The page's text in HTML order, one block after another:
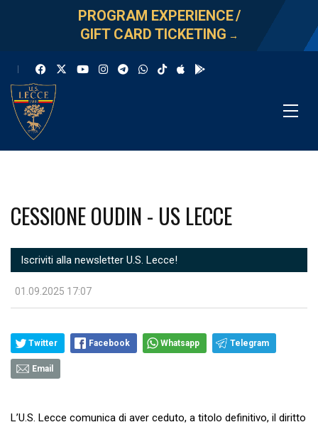
PROGRAM EXPERIENCE/
GIFT CARD TICKETING →
CESSIONE OUDIN - US LECCE
Iscriviti alla newsletter U.S. Lecce!
01.09.2025 17:07
Twitter Facebook Whatsapp Telegram
Email
L’U.S. Lecce comunica di aver ceduto, a titolo definitivo, il diritto